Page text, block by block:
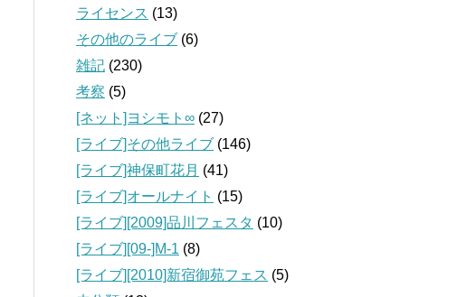
ライセンス (13)
その他のライブ (6)
雑記 (230)
考察 (5)
[ネット]ヨシモト∞ (27)
[ライブ]その他ライブ (146)
[ライブ]神保町花月 (41)
[ライブ]オールナイト (15)
[ライブ][2009]品川フェスタ (10)
[ライブ][09‐]M-1 (8)
[ライブ][2010]新宿御苑フェス (5)